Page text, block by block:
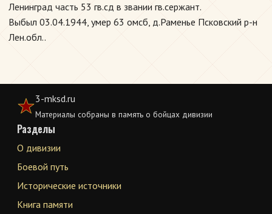
Ленинград часть 53 гв.сд в звании гв.сержант.
Выбыл 03.04.1944, умер 63 омсб, д.Раменье Псковский р-н
Лен.обл..
3-mksd.ru
Материалы собраны в память о бойцах дивизии
Разделы
О дивизии
Боевой путь
Исторические источники
Книга памяти